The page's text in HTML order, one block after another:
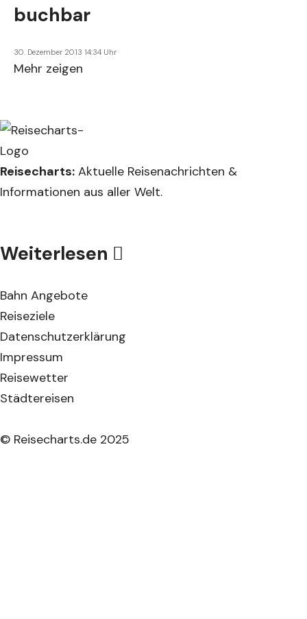
buchbar
30. Dezember 2013 14:34 Uhr
Mehr zeigen
Reisecharts: Aktuelle Reisenachrichten &
Informationen aus aller Welt.
Weiterlesen
Bahn Angebote
Reiseziele
Datenschutzerklärung
Impressum
Reisewetter
Städtereisen
© Reisecharts.de 2025